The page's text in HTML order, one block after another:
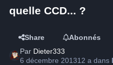
quelle CCD... ?
Share
Abonnés
Par Dieter333
6 décembre 201312 a dans